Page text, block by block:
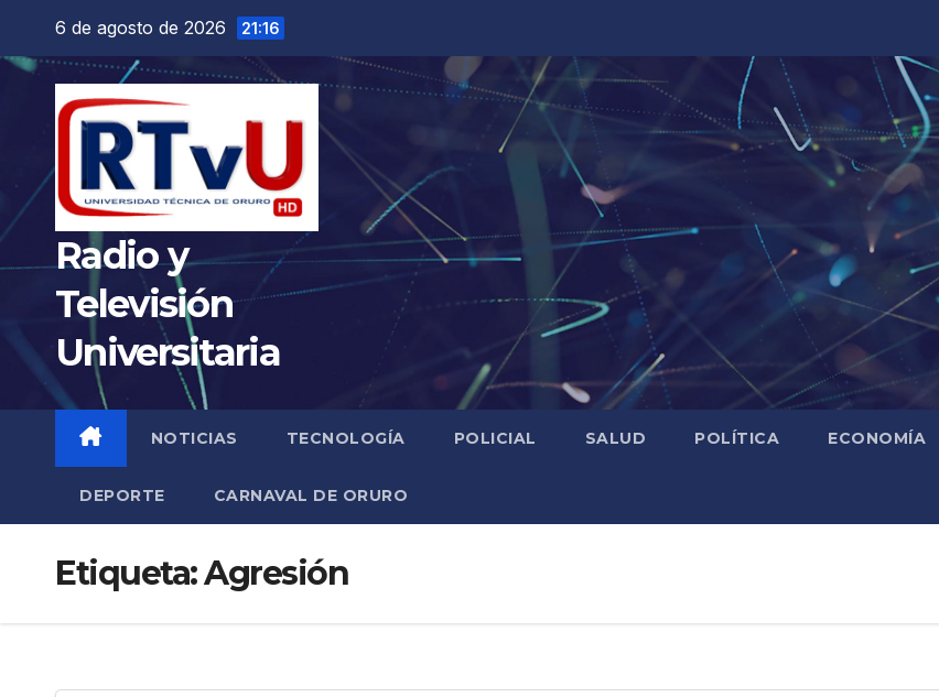
contenido
6 de agosto de 2026 21:16
Radio y
Televisión
Universitaria
NOTICIAS TECNOLOGÍA POLICIAL SALUD POLÍTICA ECONOMÍA
DEPORTE CARNAVAL DE ORURO
Etiqueta:Agresión